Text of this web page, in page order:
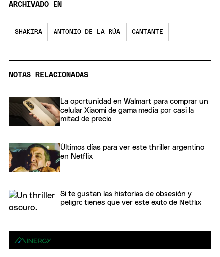
ARCHIVADO EN
SHAKIRA ANTONIO DE LA RÚA CANTANTE
NOTAS RELACIONADAS
La oportunidad en Walmart para comprar un
celular Xiaomi de gama media por casi la
mitad de precio
Últimos días para ver este thriller argentino
en Netflix
Si te gustan las historias de obsesión y
peligro tienes que ver este éxito de Netflix